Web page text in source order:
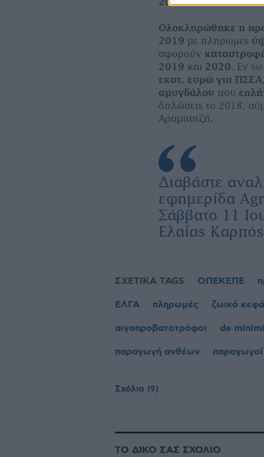
Ολοκληρώθηκε η
2019 µε πληρωµές
αφορούν
2019 και 2020. Εν τω
εκατ. ευρώ για ΠΣΕΑ
αµυγδάλου που
δηλώσεις το 2018,
Αραµπατζή.
Διαβάστε
εφημερίδα
Σάββατο 11
Ελαίας
ΣΧΕΤΙΚΑ TAGS ΟΠΕΚΕΠΕ
ΕΛΓΑ
πληρωμές ζωικό
αιγοπροβατοτρόφοι
de
παραγωγή ανθέων
Σχόλια (9)
ΤΟ ΔΙΚΟ ΣΑΣ ΣΧΟΛΙΟ